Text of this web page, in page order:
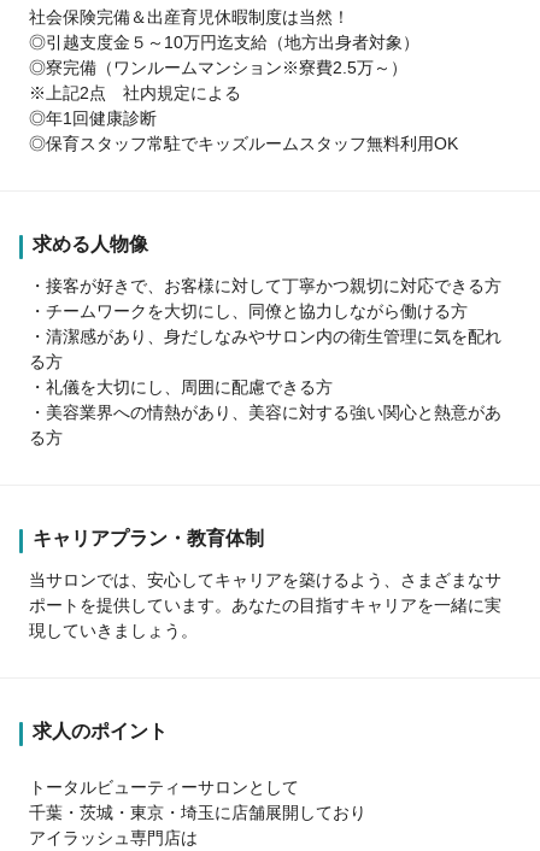
社会保険完備＆出産育児休暇制度は当然！
◎引越支度金５～10万円迄支給（地方出身者対象）
◎寮完備（ワンルームマンション※寮費2.5万～）
※上記2点 社内規定による
◎年1回健康診断
◎保育スタッフ常駐でキッズルームスタッフ無料利用OK
求める人物像
・接客が好きで、お客様に対して丁寧かつ親切に対応できる方
・チームワークを大切にし、同僚と協力しながら働ける方
・清潔感があり、身だしなみやサロン内の衛生管理に気を配れ
る方
・礼儀を大切にし、周囲に配慮できる方
・美容業界への情熱があり、美容に対する強い関心と熱意があ
る方
キャリアプラン・教育体制
当サロンでは、安心してキャリアを築けるよう、さまざまなサ
ポートを提供しています。あなたの目指すキャリアを一緒に実
現していきましょう。
求人のポイント
トータルビューティーサロンとして
千葉・茨城・東京・埼玉に店舗展開しており
アイラッシュ専門店は